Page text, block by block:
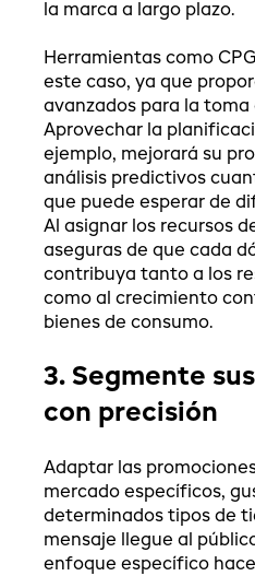
la marca a largo plazo.
Herramientas como
este caso, ya que
avanzados para la toma
Aprovechar la
ejemplo, mejorará su
análisis predictivos
que puede esperar de
Al asignar los recursos
aseguras de que cada
contribuya tanto a los
como al crecimiento
bienes de consumo.
3. Segmente
con precisión
Adaptar las
mercado específicos,
determinados tipos de
mensaje llegue al
enfoque específico